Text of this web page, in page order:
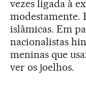
vezes ligada à
modestamente.
islâmicas. Em
nacionalistas
meninas que
ver os joelhos.